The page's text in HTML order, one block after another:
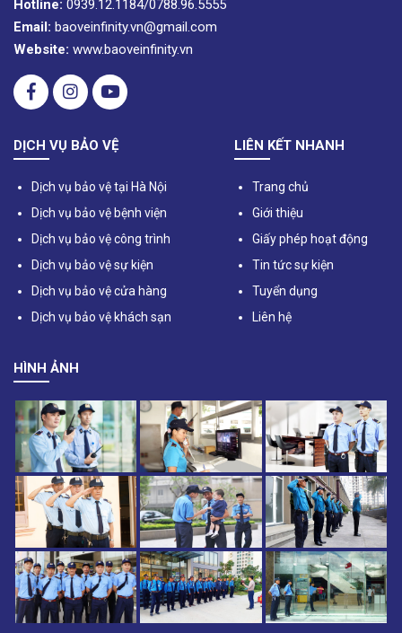
Hotline: 0939.12.1184/0788.96.5555
Email: baoveinfinity.vn@gmail.com
Website: www.baoveinfinity.vn
DỊCH VỤ BẢO VỆ
Dịch vụ bảo vệ tại Hà Nội
Dịch vụ bảo vệ bệnh viện
Dịch vụ bảo vệ công trình
Dịch vụ bảo vệ sự kiện
Dịch vụ bảo vệ cửa hàng
Dịch vụ bảo vệ khách sạn
LIÊN KẾT NHANH
Trang chủ
Giới thiệu
Giấy phép hoạt động
Tin tức sự kiện
Tuyển dụng
Liên hệ
HÌNH ẢNH